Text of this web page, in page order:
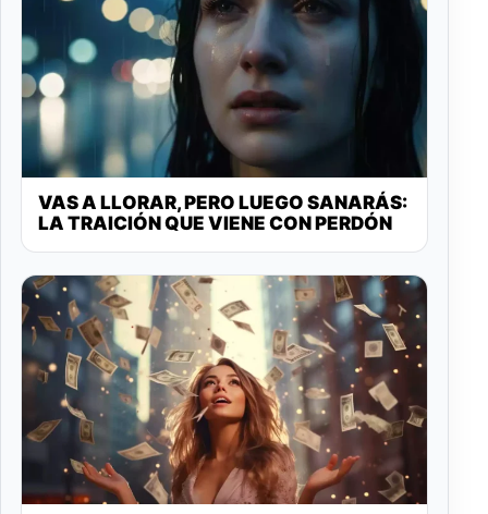
VAS A LLORAR, PERO LUEGO SANARÁS:
LA TRAICIÓN QUE VIENE CON PERDÓN